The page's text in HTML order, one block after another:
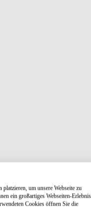
um unsere Webseite zu
ein großartiges Webseiten-
Cookies öffnen Sie die